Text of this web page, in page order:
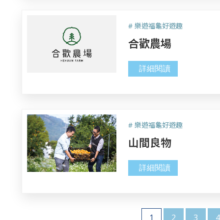
# 樂遊福龜好遊趣
合歡農場
詳細閱讀
# 樂遊福龜好遊趣
山間良物
詳細閱讀
1 2 3 4